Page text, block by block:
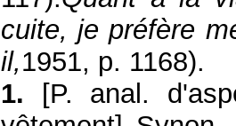
cuite, je préfère
il,1951, p. 1168).
1.
[P. anal.